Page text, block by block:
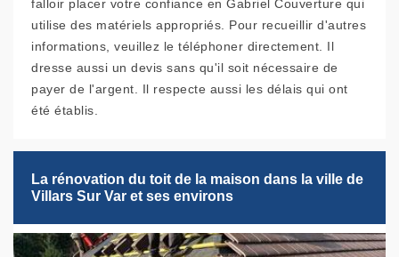
falloir placer votre confiance en Gabriel Couverture qui
utilise des matériels appropriés. Pour recueillir d'autres
informations, veuillez le téléphoner directement. Il
dresse aussi un devis sans qu'il soit nécessaire de
payer de l'argent. Il respecte aussi les délais qui ont
été établis.
La rénovation du toit de la maison dans la ville de
Villars Sur Var et ses environs